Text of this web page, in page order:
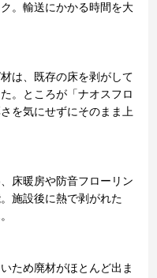
。輸送にかかる時間を大
は、既存の床を剥がして
。ところが「ナオスフロ
を気にせずにそのまま上
床暖房や防音フローリン
施設後に熱で剥がれた
ため廃材がほとんど出ま